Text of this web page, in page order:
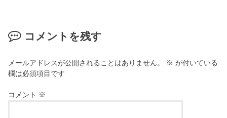
コメントを残す
メールアドレスが公開されることはありません。 ※ が付いている
欄は必須項目です
コメント ※